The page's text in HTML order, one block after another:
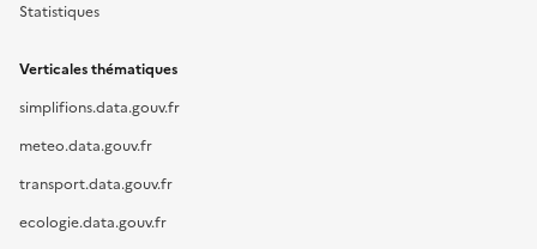
Statistiques
Verticales thématiques
simplifions.data.gouv.fr
meteo.data.gouv.fr
transport.data.gouv.fr
ecologie.data.gouv.fr